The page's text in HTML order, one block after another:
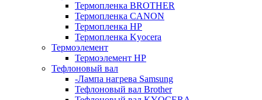
Термопленка BROTHER
Термопленка CANON
Термопленка HP
Термопленка Kyocera
Термоэлемент
Термоэлемент НР
Тефлоновый вал
-Лампа нагрева Samsung
Тефлоновый вал Brother